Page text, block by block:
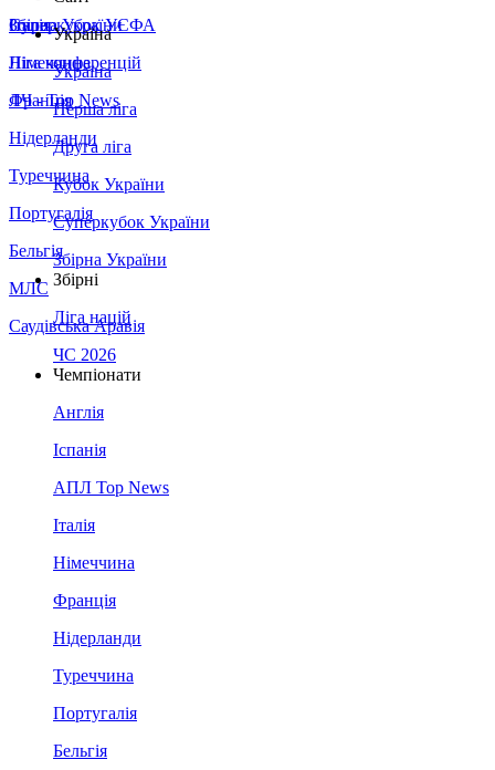
Збірна України
Італія
Німеччина
Франція
Нідерланди
Туреччина
Португалія
Бельгія
МЛС
Саудівська Аравія
Суперкубок УЄФА
Ліга конференцій
ЛЧ - Top News
Україна
Україна
Перша ліга
Друга ліга
Кубок України
Суперкубок України
Збірна України
Збірні
Ліга націй
ЧС 2026
Чемпіонати
Англія
Іспанія
АПЛ Top News
Італія
Німеччина
Франція
Нідерланди
Туреччина
Португалія
Бельгія